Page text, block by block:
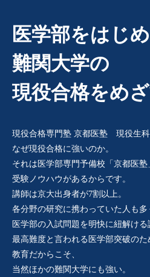
医学部をはじめ
難関大学の
現役合格をめざ
現役合格専門塾 京都医塾 現役生科
なぜ現役合格に強いのか。
それは医学部専門予備校「京都医塾
受験ノウハウがあるからです。
講師は京大出身者が7割以上。
各分野の研究に携わっていた人も多
医学部の入試問題を明快に紐解ける
最高難度と言われる医学部突破のた
教育だからこそ、
当然ほかの難関大学にも強い。